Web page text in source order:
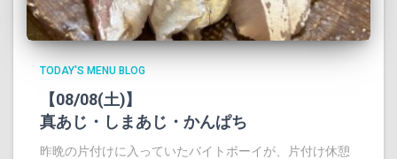
TODAY'S MENU BLOG
【08/08(土)】
真あじ・しまあじ・かんぱち
昨晩の片付けに入っていたバイトボーイが、片付け休憩